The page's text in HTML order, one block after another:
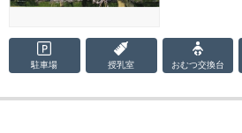
駐車場 授乳室 おむつ交換台